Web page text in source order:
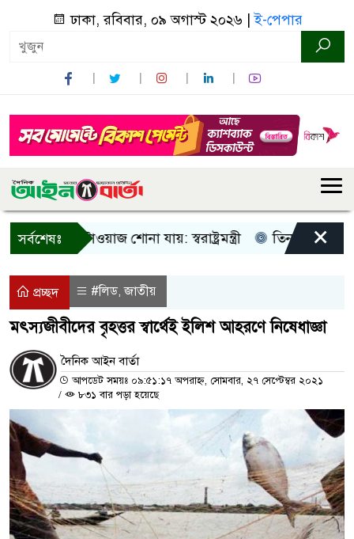
ঢাকা, রবিবার, ০৯ অগাস্ট ২০২৬ |ই-পেপার
সর্বশেষঃ
টাওয়াজ শোনা যায়: স্বরাষ্ট্রমন্ত্রী তিন দিনের মধ্যে×
প্রচ্ছদ #লিড,জাতীয়
মৎস্যজীবীদের বৃহত্তর স্বার্থেই ইলিশ আহরণে নিষেধাজ্ঞা
দৈনিক আইন বার্তা
আপডেট সময়ঃ ০৯:৫১:১৭ অপরাহ্ন, সোমবার, ২৭ সেপ্টেম্বর ২০২১
/
৮৩১ বার পড়া হয়েছে